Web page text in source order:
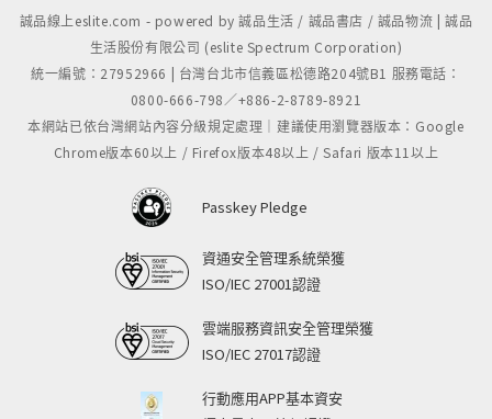
誠品線上eslite.com - powered by 誠品生活 / 誠品書店 / 誠品物流 | 誠品
生活股份有限公司 (eslite Spectrum Corporation)
統一編號：27952966 | 台灣台北市信義區松德路204號B1 服務電話：
0800-666-798／+886-2-8789-8921
本網站已依台灣網站內容分級規定處理｜建議使用瀏覽器版本：Google
Chrome版本60以上 / Firefox版本48以上 / Safari 版本11以上
Passkey Pledge
資通安全管理系統榮獲
ISO/IEC 27001認證
雲端服務資訊安全管理榮獲
ISO/IEC 27017認證
行動應用APP基本資安